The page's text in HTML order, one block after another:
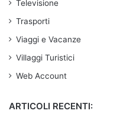
Televisione
Trasporti
Viaggi e Vacanze
Villaggi Turistici
Web Account
ARTICOLI RECENTI: